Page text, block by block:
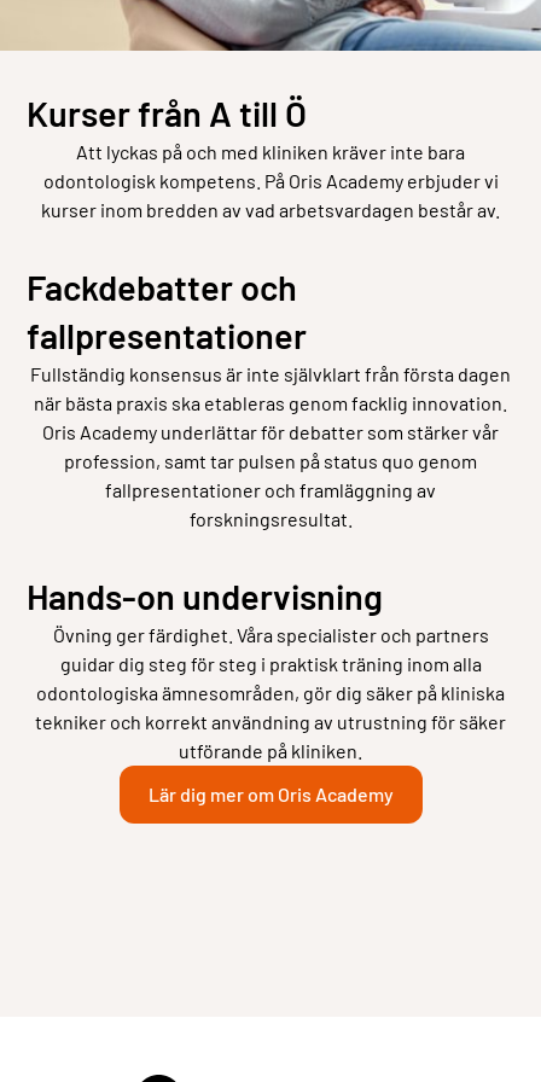
Kurser från A till Ö
Att lyckas på och med kliniken kräver inte bara
odontologisk kompetens. På Oris Academy erbjuder vi
kurser inom bredden av vad arbetsvardagen består av.
Fackdebatter och
fallpresentationer
Fullständig konsensus är inte självklart från första dagen
när bästa praxis ska etableras genom facklig innovation.
Oris Academy underlättar för debatter som stärker vår
profession, samt tar pulsen på status quo genom
fallpresentationer och framläggning av
forskningsresultat.
Hands-on undervisning
Övning ger färdighet. Våra specialister och partners
guidar dig steg för steg i praktisk träning inom alla
odontologiska ämnesområden, gör dig säker på kliniska
tekniker och korrekt användning av utrustning för säker
utförande på kliniken.
Lär dig mer om Oris Academy